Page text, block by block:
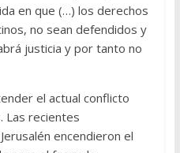
en que (…) los derechos
no sean defendidos y
justicia y por tanto no
el actual conflicto
Las recientes
encendieron el